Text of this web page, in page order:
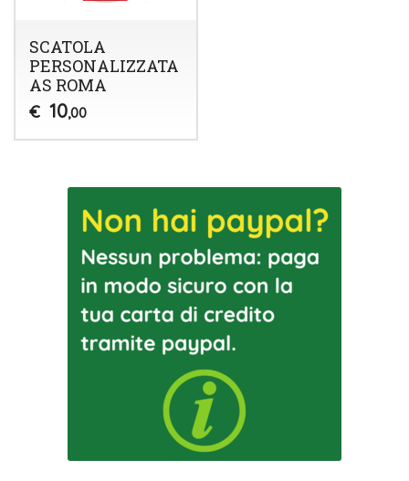
SCATOLA
PERSONALIZZATA
AS ROMA
€ 10,00